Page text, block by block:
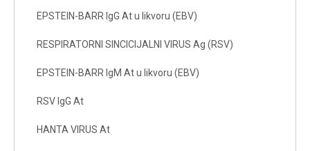
EPSTEIN-BARR IgG At u likvoru (EBV)
RESPIRATORNI SINCICIJALNI VIRUS Ag (RSV)
EPSTEIN-BARR IgM At u likvoru (EBV)
RSV IgG At
HANTA VIRUS At